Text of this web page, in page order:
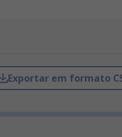
Exportar em formato